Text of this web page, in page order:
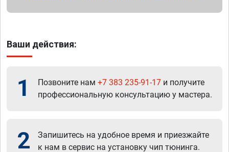
Ваши действия:
1 Позвоните нам +7 383 235-91-17 и получите
профессиональную консультацию у мастера.
2
Запишитесь на удобное время и приезжайте
к нам в сервис на установку чип тюнинга.